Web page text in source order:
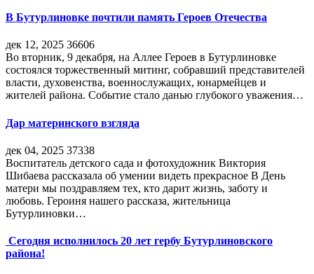
В Бутурлиновке почтили память Героев Отечества
дек 12, 2025 36606
Во вторник, 9 декабря, на Аллее Героев в Бутурлиновке
состоялся торжественный митинг, собравший представителей
власти, духовенства, военнослужащих, юнармейцев и
жителей района. Событие стало данью глубокого уважения…
Дар материнского взгляда
дек 04, 2025 37338
Воспитатель детского сада и фотохудожник Виктория
Шибаева рассказала об умении видеть прекрасное В День
матери мы поздравляем тех, кто дарит жизнь, заботу и
любовь. Героиня нашего рассказа, жительница
Бутурлиновки…
Сегодня исполнилось 20 лет гербу Бутурлиновского
района!